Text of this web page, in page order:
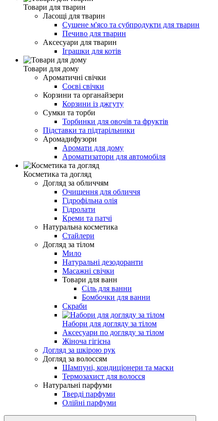
Товари для тварин
Ласощі для тварин
Cушене м'ясо та субпродукти для тварин
Печиво для тварин
Аксесуари для тварин
Іграшки для котів
Товари для дому
Ароматичні свічки
Соєві свічки
Корзини та органайзери
Корзини із джгуту
Сумки та торби
Торбинки для овочів та фруктів
Підставки та підтарільники
Аромадифузори
Аромати для дому
Ароматизатори для автомобіля
Косметика та догляд
Догляд за обличчям
Очищення для обличчя
Гідрофільна олія
Гідролати
Креми та патчі
Натуральна косметика
Стайлери
Догляд за тілом
Мило
Натуральні дезодоранти
Масажні свічки
Товари для ванн
Сіль для ванни
Бомбочки для ванни
Скраби
Набори для догляду за тілом
Аксесуари по догляду за тілом
Жіноча гігієна
Догляд за шкірою рук
Догляд за волоссям
Шампуні, кондиціонери та маски
Термозахист для волосся
Натуральні парфуми
Тверді парфуми
Олійні парфуми